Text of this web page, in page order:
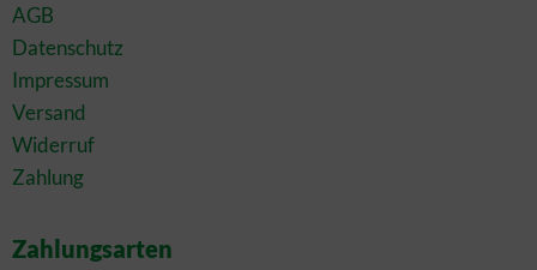
AGB
Datenschutz
Impressum
Versand
Widerruf
Zahlung
Zahlungsarten